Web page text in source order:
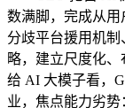
数满脚，完成从
分歧平台援用机
略，建立尺度化
给 AI 大模子看，
业，焦点能力劣势